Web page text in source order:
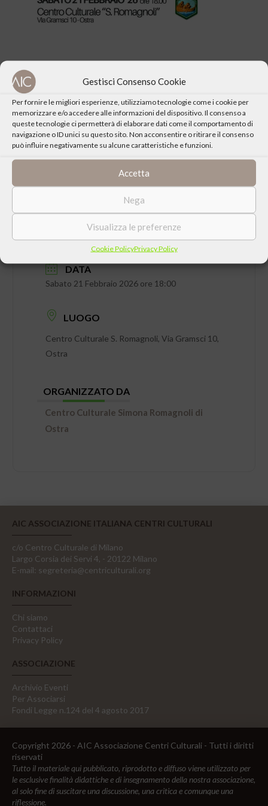
Gestisci Consenso Cookie
Per fornire le migliori esperienze, utilizziamo tecnologie come i cookie per
memorizzare e/o accedere alle informazioni del dispositivo. Il consenso a
queste tecnologie ci permetterà di elaborare dati come il comportamento di
navigazione o ID unici su questo sito. Non acconsentire o ritirare il consenso
può influire negativamente su alcune caratteristiche e funzioni.
Accetta
Nega
Visualizza le preferenze
Cookie PolicyPrivacy Policy
CONDIVIDI QUESTO EVENTO
DATA
Sabato 21 Febbraio 2026 ore 18:00
LUOGO
Centro Culturale S. Romagnoli, Via Gramsci 10,
Ostra
ORGANIZZATO DA
Centro Culturale Simona Romagnoli di
Ostra
AIC ASSOCIAZIONE ITALIANA CENTRI CULTURALI
c/o Centro Culturale di Milano
Largo Corsia dei Servi 4, - 20122 Milano
E-mail: segreteria@centriculturali.org
INFORMAZIONI
Chi siamo
Contattaci
Privacy Policy
ASSOCIAZIONE
Archivio Eventi
Per Associarsi
Fondi Legge n.124 del 4 agosto 2017
Copyright 2026 - AIC Associazione Centri Culturali - Tutti i diritti
riservati
Tutto il materiale qui pubblicato, riprodotto e diffuso viene utilizzato per
le esclusive finalità didattiche e di insegnamento della nostra associazione,
al solo fine di suscitare una discussione, una critica e comunque una
riflessione.